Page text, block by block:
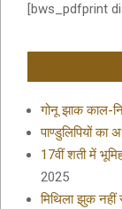
[bws_pdfprint
गोनू झाक काल-
पाण्डुलिपियों का
17वीं शती में
2025
मिथिला झुक नहीं